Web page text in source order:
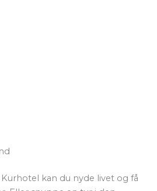
kan du nyde livet og få